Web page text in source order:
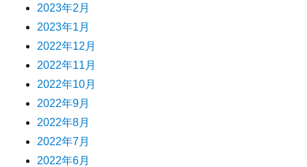
2023年2月
2023年1月
2022年12月
2022年11月
2022年10月
2022年9月
2022年8月
2022年7月
2022年6月